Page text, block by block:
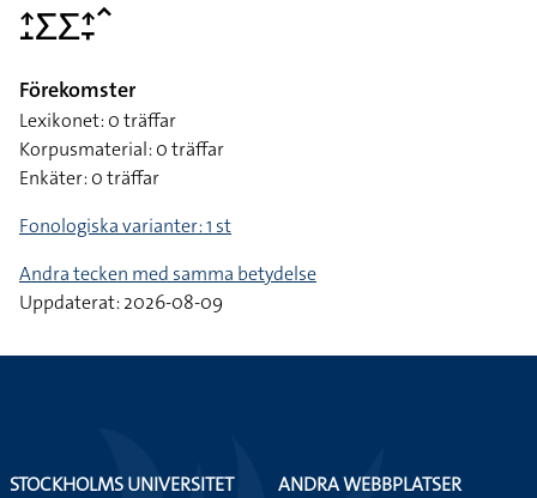
􌤴􌤸􌤥􌤥􌤴􌥙􌥦
Förekomster
Lexikonet: 0 träffar
Korpusmaterial: 0 träffar
Enkäter: 0 träffar
Fonologiska varianter: 1 st
Andra tecken med samma betydelse
Uppdaterat: 2026-08-09
STOCKHOLMS UNIVERSITET
ANDRA WEBBPLATSER